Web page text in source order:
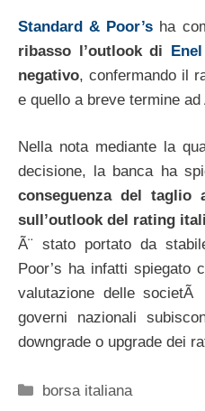
Standard & Poor’s ha
ribasso l’outlook di Enel
negativo, confermando il
e quello a breve termine ad
Nella nota mediante la
decisione, la banca ha
conseguenza del
sull’outlook del rating
Ã¨ stato portato da
Poor’s ha infatti
valutazione delle
governi nazionali
downgrade o upgrade dei
Categorie
borsa italiana